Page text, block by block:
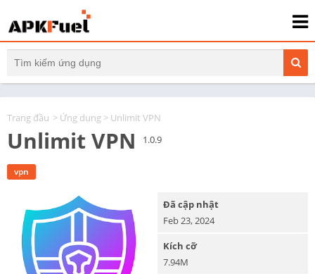
Trang đầu > Ứng dụng > Unlimit VPN
Unlimit VPN 1.0.9
vpn
Đã cập nhật
Feb 23, 2024
Kích cỡ
7.94M